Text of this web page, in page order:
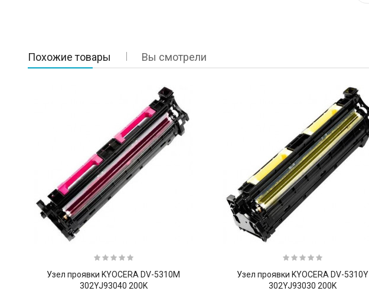
Похожие товары Вы смотрели
Узел проявки KYOCERA DV-5310M
302YJ93040 200K
Узел проявки KYOCERA DV-5310Y
302YJ93030 200K